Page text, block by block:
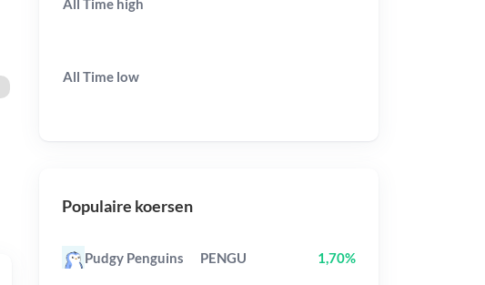
All Time high
All Time low
Populaire koersen
Pudgy Penguins PENGU 1,70%